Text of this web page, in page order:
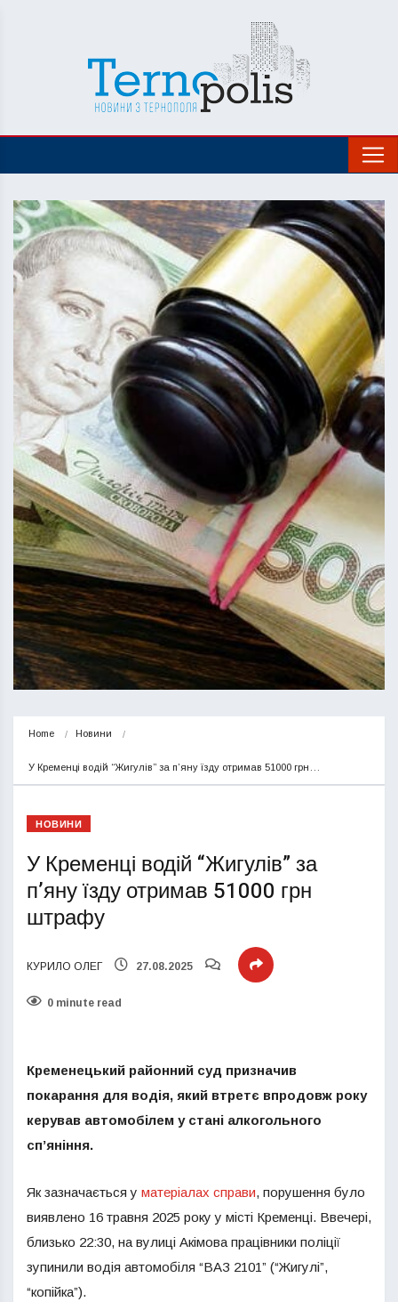
Home Новини
У Кременці водій “Жигулів” за п’яну їзду отримав 51000 грн…
НОВИНИ
У Кременці водій “Жигулів” за
п’яну їзду отримав 51000 грн
штрафу
КУРИЛО ОЛЕГ 27.08.2025
0 minute read
Кременецький районний суд призначив
покарання для водія, який втретє впродовж року
керував автомобілем у стані алкогольного
сп’яніння.
Як зазначається у матеріалах справи, порушення було
виявлено 16 травня 2025 року у місті Кременці. Ввечері,
близько 22:30, на вулиці Акімова працівники поліції
зупинили водія автомобіля “ВАЗ 2101” (“Жигулі”,
“копійка”).